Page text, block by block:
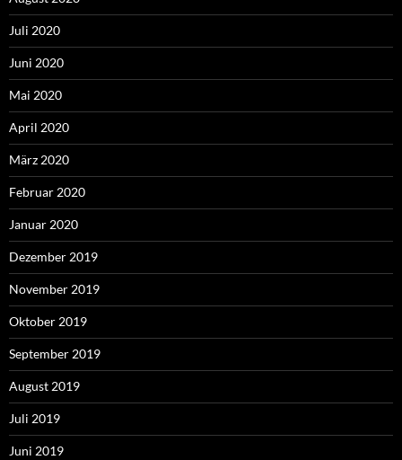
Juli 2020
Juni 2020
Mai 2020
April 2020
März 2020
Februar 2020
Januar 2020
Dezember 2019
November 2019
Oktober 2019
September 2019
August 2019
Juli 2019
Juni 2019